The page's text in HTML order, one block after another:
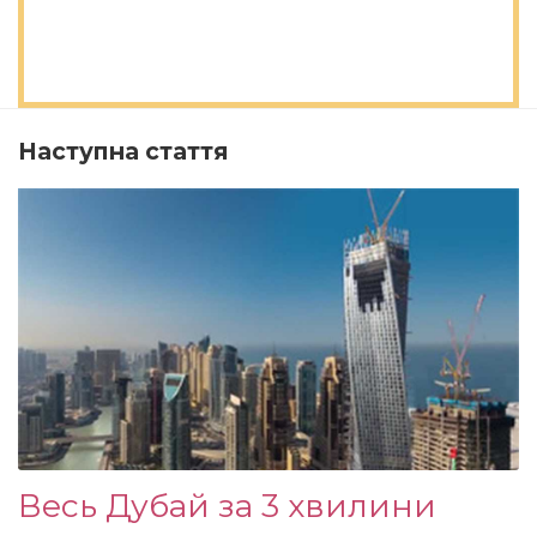
Наступна стаття
Весь Дубай за 3 хвилини